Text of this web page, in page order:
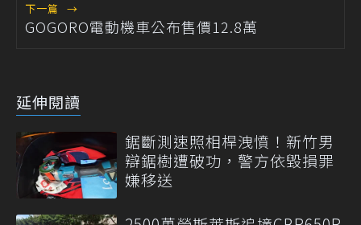
下一篇 →
GOGORO電動機車公布售價12.8萬
延伸閱讀
鋸斷測速照相桿洩憤！新竹男
辯鋸樹遭破功，警方依毀損罪
嫌移送